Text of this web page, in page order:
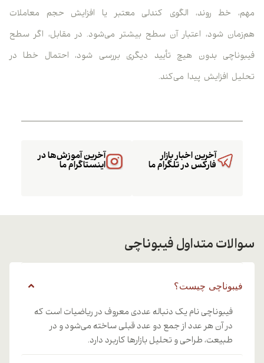
مهم، خط روند، الگوی کندلی معتبر یا افزایش حجم معاملات
هم‌زمان شود، اعتبار آن سطح بیشتر می‌شود. در مقابل، اگر سطح
فیبوناچی بدون هیچ تأیید دیگری بررسی شود، احتمال خطا در
تحلیل افزایش پیدا می‌کند.
آخرین آموزش‌ها در
اینستاگرام ما
آخرین اخبار بازار
فارکس در تلگرام ما
سوالات متداول فیبوناچی
فیبوناچی چیست؟
فیبوناچی نام یک دنباله عددی معروف در ریاضیات است که
در آن هر عدد از جمع دو عدد قبلی ساخته می‌شود و در
طبیعت، طراحی و تحلیل بازارها کاربرد دارد.